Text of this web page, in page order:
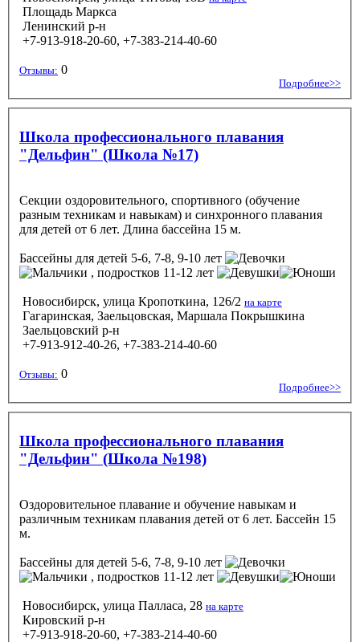
Площадь Маркса
Ленинский р-н
+7-913-918-20-60, +7-383-214-40-60
Отзывы: 0
Подробнее>>
Школа профессионального плавания
"Дельфин" (Школа №17)
Секции оздоровительного, спортивного (обучение
разным техникам и навыкам) и синхронного плавания
для детей от 6 лет. Длина бассейна 15 м.
Бассейны для детей 5-6, 7-8, 9-10 лет
, подростков 11-12 лет
Новосибирск, улица Кропоткина, 126/2 на карте
Гагаринская, Заельцовская, Маршала Покрышкина
Заельцовский р-н
+7-913-912-40-26, +7-383-214-40-60
Отзывы: 0
Подробнее>>
Школа профессионального плавания
"Дельфин" (Школа №198)
Оздоровительное плавание и обучение навыкам и
различным техникам плавания детей от 6 лет. Бассейн 15
м.
Бассейны для детей 5-6, 7-8, 9-10 лет
, подростков 11-12 лет
Новосибирск, улица Палласа, 28 на карте
Кировский р-н
+7-913-918-20-60, +7-383-214-40-60